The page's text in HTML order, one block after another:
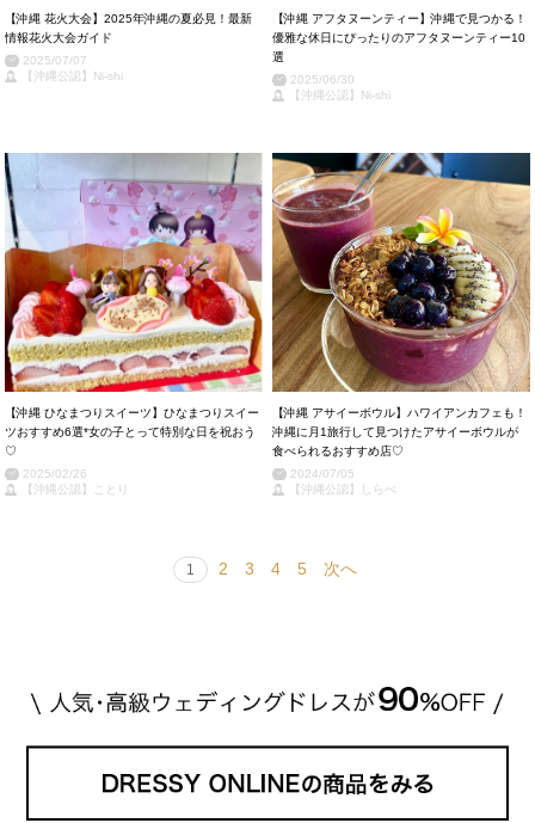
【沖縄 花火大会】2025年沖縄の夏必見！最新
情報花火大会ガイド
2025/07/07
【沖縄公認】Ni-shi
【沖縄 アフタヌーンティー】沖縄で見つかる！
優雅な休日にぴったりのアフタヌーンティー10
選
2025/06/30
【沖縄公認】Ni-shi
【沖縄 ひなまつりスイーツ】ひなまつりスイー
ツおすすめ6選*女の子とって特別な日を祝おう
♡
2025/02/26
【沖縄公認】ことり
【沖縄 アサイーボウル】ハワイアンカフェも！
沖縄に月1旅行して見つけたアサイーボウルが
食べられるおすすめ店♡
2024/07/05
【沖縄公認】しらべ
1 2 3 4 5 次へ